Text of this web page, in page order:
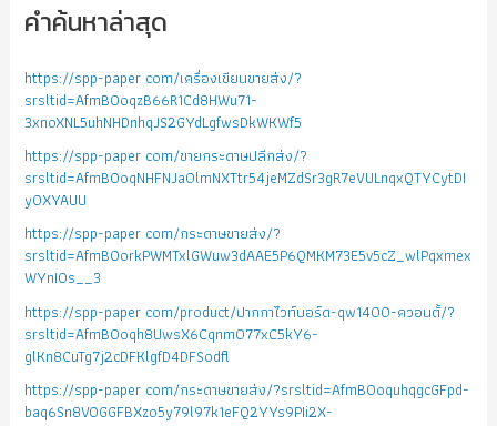
คำค้นหาล่าสุด
https://spp-paper com/เครื่องเขียนขายส่ง/?
srsltid=AfmBOoqzB66R1Cd8HWu71-
3xnoXNL5uhNHDnhqJS2GYdLgfwsDkWKWf5
https://spp-paper com/ขายกระดาษปลีกส่ง/?
srsltid=AfmBOoqNHFNJa0lmNXTtr54jeMZdSr3gR7eVULnqxQTYCytDI
yOXYAUU
https://spp-paper com/กระดาษขายส่ง/?
srsltid=AfmBOorkPWMTxlGWuw3dAAE5P6QMKM73E5v5cZ_wlPqxmex
WYnIOs__3
https://spp-paper com/product/ปากกาไวท์บอร์ด-qw1400-ควอนตั้/?
srsltid=AfmBOoqh8UwsX6Cqnm077xC5kY6-
glKn8CuTg7j2cDFKlgfD4DFSodfl
https://spp-paper com/กระดาษขายส่ง/?srsltid=AfmBOoquhqgcGFpd-
baq6Sn8VOGGFBXzo5y79l97k1eFQ2YYs9PIi2X-